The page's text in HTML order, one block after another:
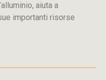
aiuta a
importanti risorse